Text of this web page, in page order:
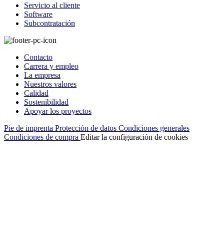
Servicio al cliente
Software
Subcontratación
Contacto
Carrera y empleo
La empresa
Nuestros valores
Calidad
Sostenibilidad
Apoyar los proyectos
Pie de imprenta Protección de datos Condiciones generales
Condiciones de compra Editar la configuración de cookies